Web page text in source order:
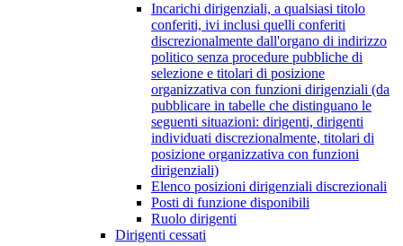
Incarichi dirigenziali, a qualsiasi titolo
conferiti, ivi inclusi quelli conferiti
discrezionalmente dall'organo di indirizzo
politico senza procedure pubbliche di
selezione e titolari di posizione
organizzativa con funzioni dirigenziali (da
pubblicare in tabelle che distinguano le
seguenti situazioni: dirigenti, dirigenti
individuati discrezionalmente, titolari di
posizione organizzativa con funzioni
dirigenziali)
Elenco posizioni dirigenziali discrezionali
Posti di funzione disponibili
Ruolo dirigenti
Dirigenti cessati